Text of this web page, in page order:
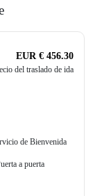
EUR € 456.30
del traslado de ida
de Bienvenida
a puerta